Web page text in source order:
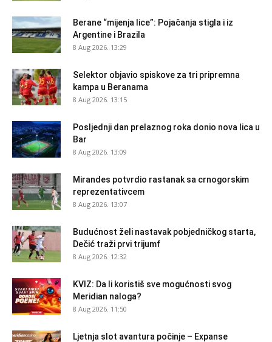
Berane “mijenja lice”: Pojačanja stigla i iz
Argentine i Brazila
8 Aug 2026. 13:29
Selektor objavio spiskove za tri pripremna
kampa u Beranama
8 Aug 2026. 13:15
Posljednji dan prelaznog roka donio nova lica u
Bar
8 Aug 2026. 13:09
Mirandes potvrdio rastanak sa crnogorskim
reprezentativcem
8 Aug 2026. 13:07
Budućnost želi nastavak pobjedničkog starta,
Dečić traži prvi trijumf
8 Aug 2026. 12:32
KVIZ: Da li koristiš sve mogućnosti svog
Meridian naloga?
8 Aug 2026. 11:50
Ljetnja slot avantura počinje – Expanse